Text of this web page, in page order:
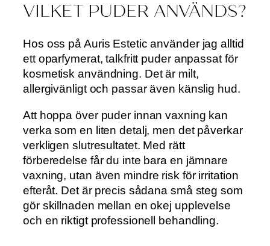
VILKET PUDER ANVÄNDS?
Hos oss på Auris Estetic använder jag alltid
ett oparfymerat, talkfritt puder anpassat för
kosmetisk användning. Det är milt,
allergivänligt och passar även känslig hud.
Att hoppa över puder innan vaxning kan
verka som en liten detalj, men det påverkar
verkligen slutresultatet. Med rätt
förberedelse får du inte bara en jämnare
vaxning, utan även mindre risk för irritation
efteråt. Det är precis sådana små steg som
gör skillnaden mellan en okej upplevelse
och en riktigt professionell behandling.